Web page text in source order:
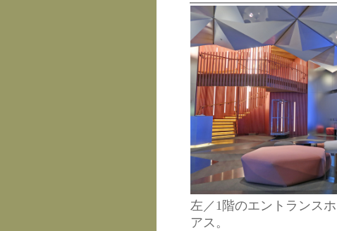
左／1階のエントランス
アス。